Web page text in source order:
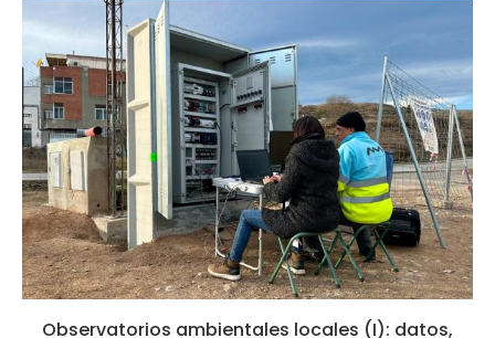
Observatorios ambientales locales (I): datos,